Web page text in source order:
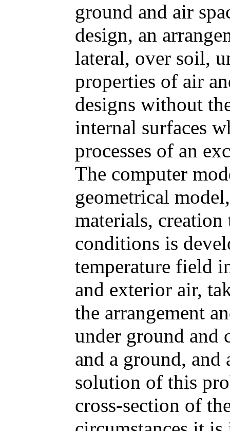
ground and air
design, an
lateral, over soil,
properties of air
designs without
internal surfaces
processes of an
The computer
geometrical
materials,
conditions is
temperature field
and exterior air,
the arrangement
under ground and
and a ground, and
solution of this
cross-section of